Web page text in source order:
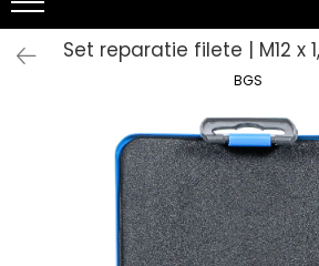
Set reparatie filete | M12 x
BGS